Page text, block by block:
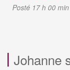
Posté 17 h 00 min
Johanne